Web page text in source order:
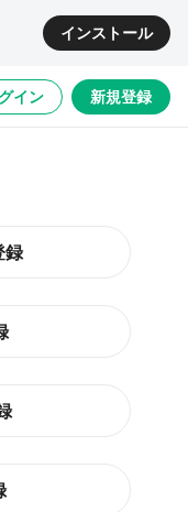
インストール
イン 新規登録
録